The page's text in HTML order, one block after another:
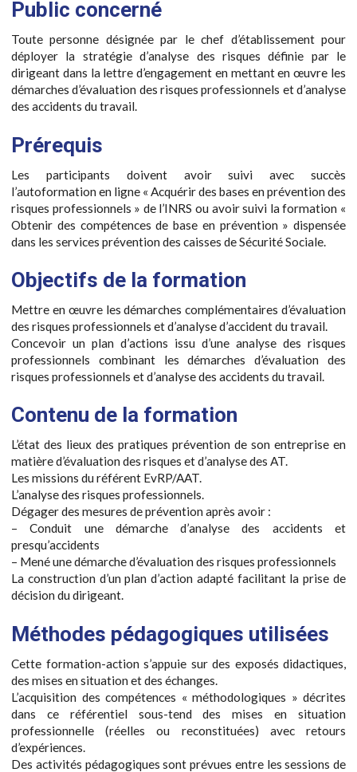
Public concerné
Toute personne désignée par le chef d’établissement pour
déployer la stratégie d’analyse des risques définie par le
dirigeant dans la lettre d’engagement en mettant en œuvre les
démarches d’évaluation des risques professionnels et d’analyse
des accidents du travail.
Prérequis
Les participants doivent avoir suivi avec succès
l’autoformation en ligne « Acquérir des bases en prévention des
risques professionnels » de l’INRS ou avoir suivi la formation «
Obtenir des compétences de base en prévention » dispensée
dans les services prévention des caisses de Sécurité Sociale.
Objectifs de la formation
Mettre en œuvre les démarches complémentaires d’évaluation
des risques professionnels et d’analyse d’accident du travail.
Concevoir un plan d’actions issu d’une analyse des risques
professionnels combinant les démarches d’évaluation des
risques professionnels et d’analyse des accidents du travail.
Contenu de la formation
L’état des lieux des pratiques prévention de son entreprise en
matière d’évaluation des risques et d’analyse des AT.
Les missions du référent EvRP/AAT.
L’analyse des risques professionnels.
Dégager des mesures de prévention après avoir :
– Conduit une démarche d’analyse des accidents et
presqu’accidents
– Mené une démarche d’évaluation des risques professionnels
La construction d’un plan d’action adapté facilitant la prise de
décision du dirigeant.
Méthodes pédagogiques utilisées
Cette formation-action s’appuie sur des exposés didactiques,
des mises en situation et des échanges.
L’acquisition des compétences « méthodologiques » décrites
dans ce référentiel sous-tend des mises en situation
professionnelle (réelles ou reconstituées) avec retours
d’expériences.
Des activités pédagogiques sont prévues entre les sessions de